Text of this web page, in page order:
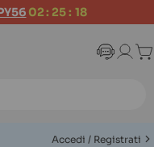
02: 25: 18
Accedi / Registrati